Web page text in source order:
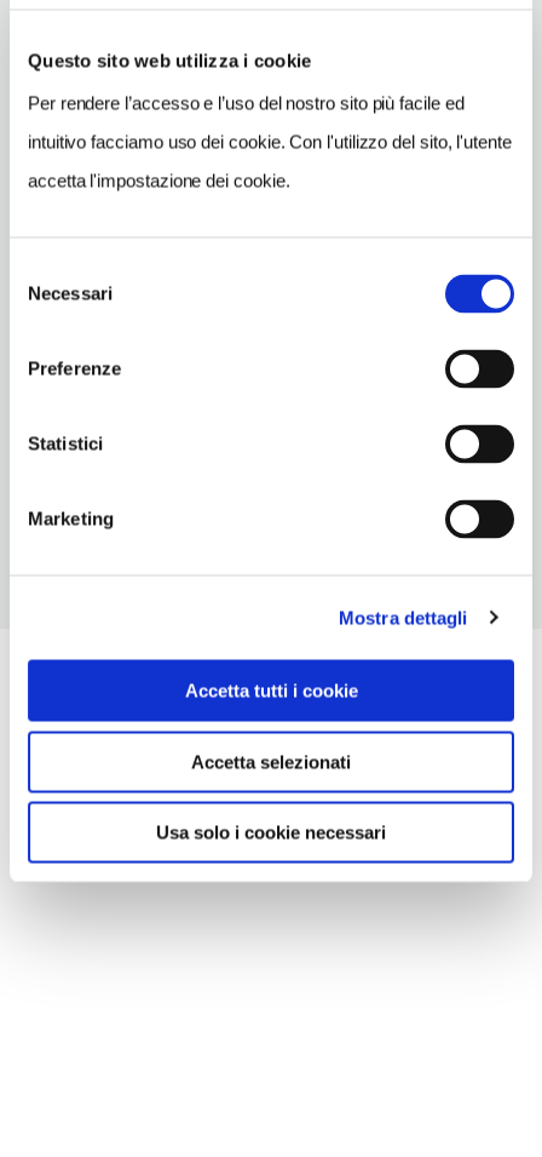
Questo sito web utilizza i cookie
Per rendere l’accesso e l’uso del nostro sito più facile ed
intuitivo facciamo uso dei cookie. Con l'utilizzo del sito, l'utente
accetta l'impostazione dei cookie.
delNecessari
Preferenze
Statistici
Marketing
Mostra dettagli
Accetta tutti i cookie
Accetta selezionati
Usa solo i cookie necessari
Abruzzo IT
SITO WEB
www.sextantio.it
INDIRIZZO EMAIL
0862899112-3482402967
32
Chiusura: gennaio chiuso, febbraio chiuso, marzo chiuso,